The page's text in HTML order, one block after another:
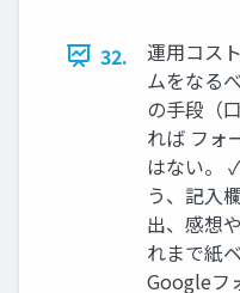
32.
運用コス
ムをなる
の手段（
れば フォ
はない。
う、記入
出、感想
れまで紙
Googleフ